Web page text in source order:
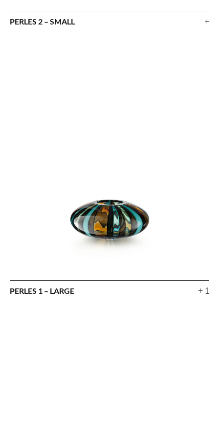
PERLES 2 – SMALL +
PERLES 1 – LARGE + 1